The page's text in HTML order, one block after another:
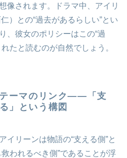
像されます。ドラマ中、アイリ
）との“過去があるらしい”とい
、彼女のポリシーはこの“過
たと読むのが自然でしょう。
ーマのリンク——「支
」という構図
イリーンは物語の“支える側”と
われるべき側”であることが浮